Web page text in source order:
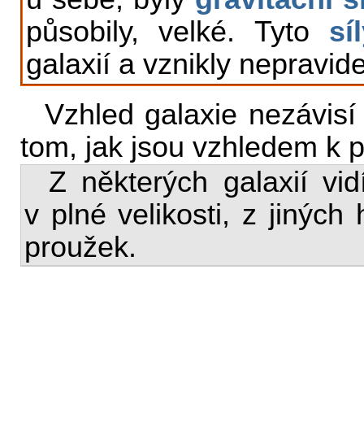
působily, velké. Tyto
galaxií a vznikly
Vzhled galaxie
tom, jak jsou vzhledem k
Z některých galaxií
v plné velikosti, z jiných
proužek.